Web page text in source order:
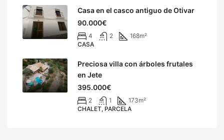
Casa en el casco antiguo de Otivar
90.000€
4 2 168m²
CASA
Preciosa villa con árboles frutales
en Jete
395.000€
2 1 173m²
CHALET, PARCELA